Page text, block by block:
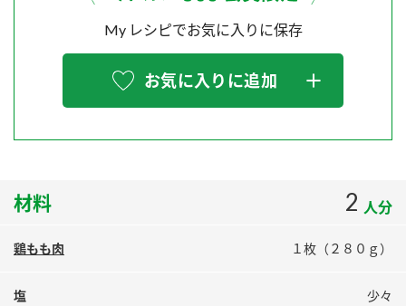
炊き込みご飯の素 米飯用調味液
スペシャルサイト
お酢を知ろう！
ぽん酢サワー
MIM（ミツカンミュージアム）
各部門が大切にしていること
販売終了製品のご案内
よくあるご質問
地図から取り扱い店舗を探す
My レシピでお気に入りに保存
お気に入りに追加
材料 2 人分
鶏もも肉 １枚（２８０ｇ）
塩 少々